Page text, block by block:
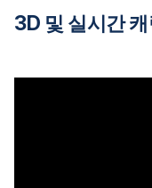
3D 및 실시간